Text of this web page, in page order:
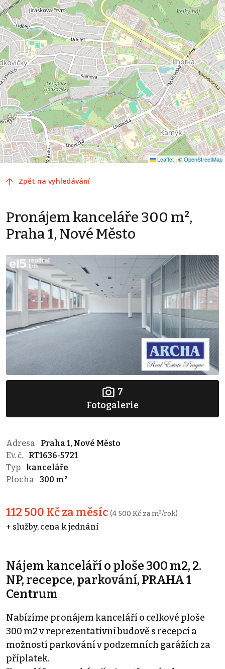
Leaflet | ©OpenStreetMap
Zpět na vyhledávání
Pronájem kanceláře 300 m²,
Praha 1, Nové Město
7
Fotogalerie
Adresa
Praha 1, Nové Město
Ev. č.
RT1636-5721
Typ
kanceláře
Plocha
300 m²
112 500 Kč za měsíc (4 500 Kč za m²/rok)
+ služby, cena k jednání
Nájem kanceláří o ploše 300 m2, 2.
NP, recepce, parkování, PRAHA 1
Centrum
Nabízíme pronájem kanceláří o celkové ploše
300 m2 v reprezentativní budově s recepcí a
možností parkování v podzemních garážích za
příplatek.